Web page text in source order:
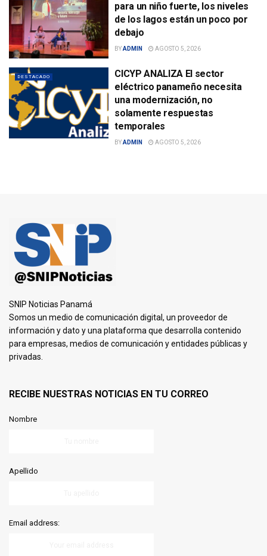
para un niño fuerte, los niveles
de los lagos están un poco por
debajo
BYADMIN AGOSTO 5, 2026
DESTACADO
CICYP ANALIZA El sector
eléctrico panameño necesita
una modernización, no
solamente respuestas
temporales
BYADMIN AGOSTO 5, 2026
SNIP Noticias Panamá
Somos un medio de comunicación digital, un proveedor de
información y dato y una plataforma que desarrolla contenido
para empresas, medios de comunicación y entidades públicas y
privadas.
RECIBE NUESTRAS NOTICIAS EN TU CORREO
Nombre
Apellido
Email address: